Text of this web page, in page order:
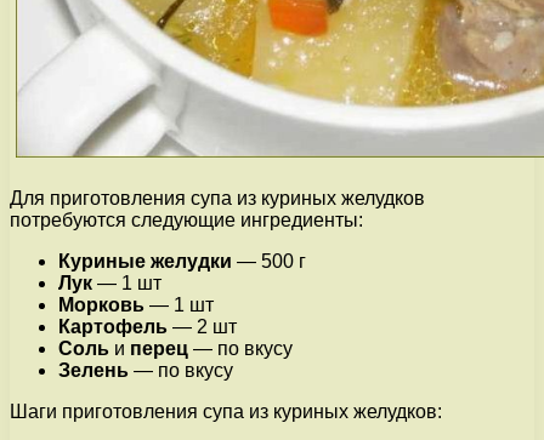
Для приготовления супа из куриных желудков
потребуются следующие ингредиенты:
Куриные желудки — 500 г
Лук — 1 шт
Морковь — 1 шт
Картофель — 2 шт
Соль и перец — по вкусу
Зелень — по вкусу
Шаги приготовления супа из куриных желудков: